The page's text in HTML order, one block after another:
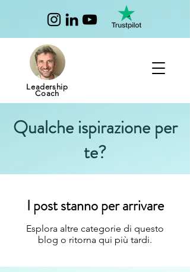
Leadership
Coach
Qualche ispirazione per
te?
I post stanno per arrivare
Esplora altre categorie di questo
blog o ritorna qui più tardi.